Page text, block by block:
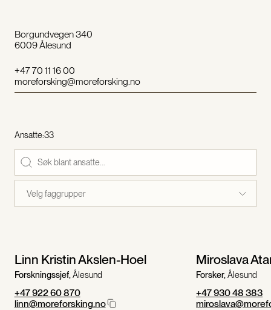
Borgundvegen 340
6009 Ålesund
+47 70 11 16 00
moreforsking@moreforsking.no
Ansatte:33
Velg faggrupper
Linn Kristin Akslen-Hoel
Forskningssjef, Ålesund
+47 922 60 870
linn@moreforsking.no
Miroslava
Forsker,Ålesund
+47 930 48 383